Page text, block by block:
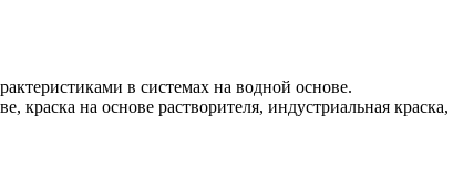
в системах на водной основе.
на основе растворителя, индустриальная